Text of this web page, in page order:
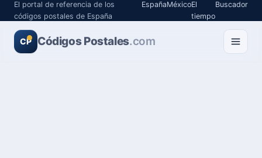
El portal de referencia de los
códigos postales de España
EspañaMéxicoEl
tiempo
Buscador
CP Códigos Postales.com